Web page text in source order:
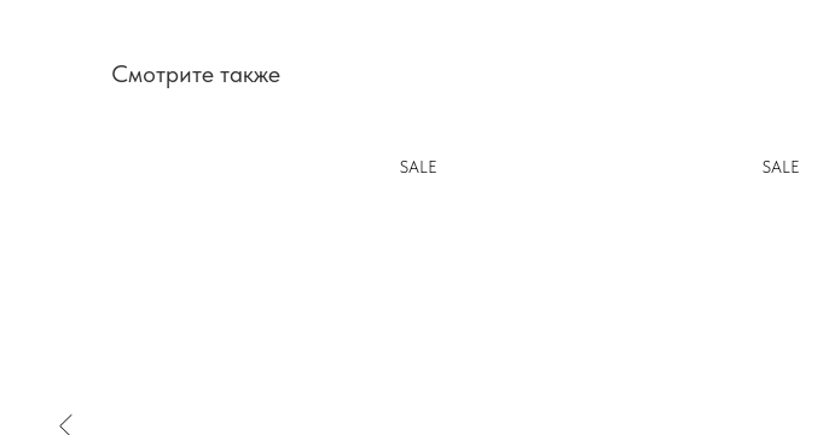
Смотрите также
SALE SALE